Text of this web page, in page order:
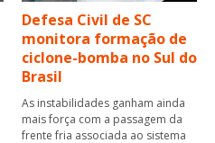
Defesa Civil de SC
monitora formação de
ciclone-bomba no Sul do
Brasil
As instabilidades ganham ainda
mais força com a passagem da
frente fria associada ao sistema